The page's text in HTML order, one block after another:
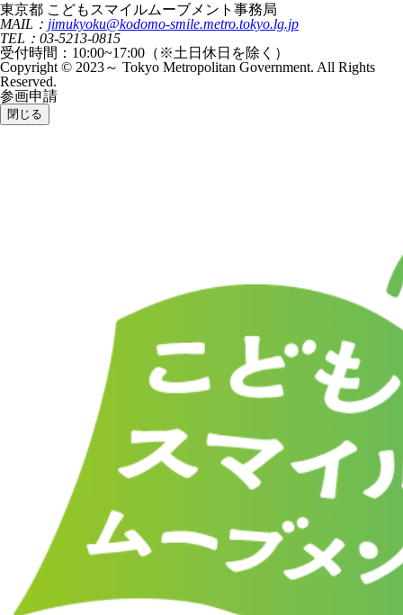
東京都 こどもスマイルムーブメント事務局
MAIL： jimukyoku@kodomo-smile.metro.tokyo.lg.jp
TEL：03-5213-0815
受付時間：10:00~17:00（※土日休日を除く）
Copyright © 2023～ Tokyo Metropolitan Government. All Rights
Reserved.
参画申請
閉じる